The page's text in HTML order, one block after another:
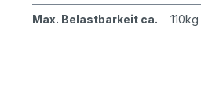
Max. Belastbarkeit ca. 110kg